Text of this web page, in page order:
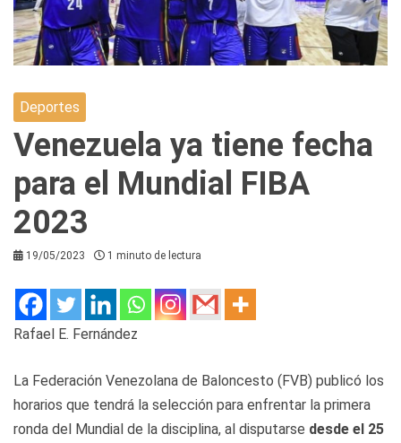
Deportes
Venezuela ya tiene fecha
para el Mundial FIBA
2023
19/05/2023 1 minuto de lectura
Rafael E. Fernández
La Federación Venezolana de Baloncesto (FVB) publicó los
horarios que tendrá la selección para enfrentar la primera
ronda del Mundial de la disciplina, al disputarse desde el 25